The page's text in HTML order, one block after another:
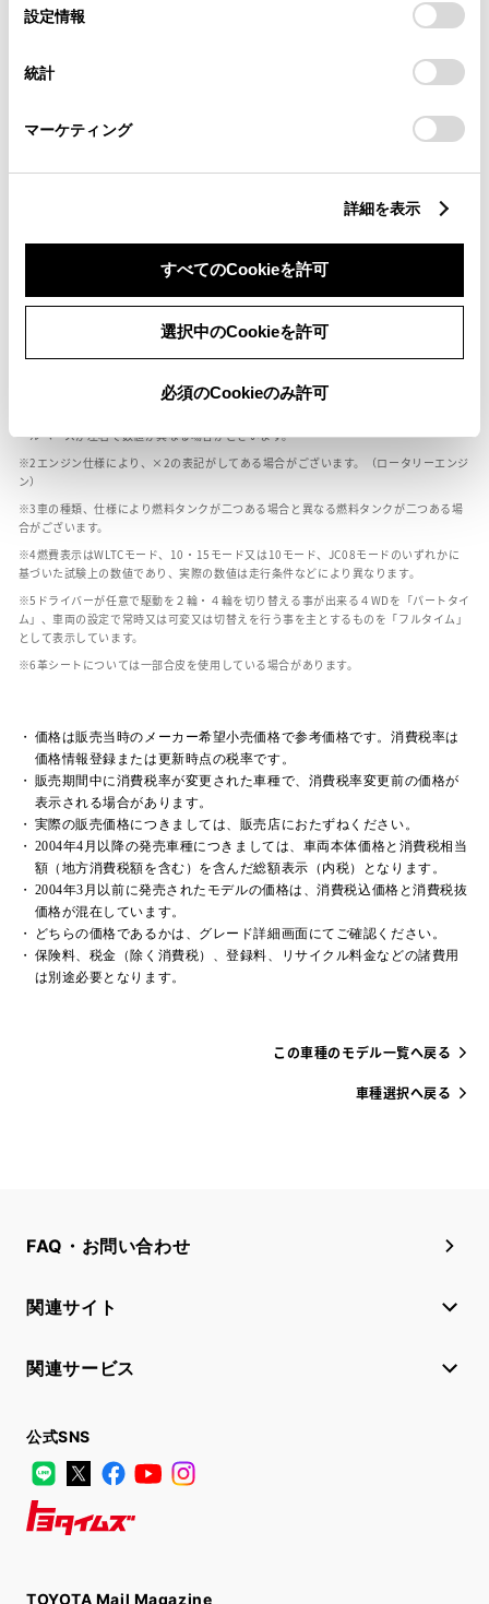
デバイスにすべてのCookie(クッキー)が保存されることに同
意したことになります。Cookie(クッキー)のオプトアウト、
設定の変更、同意を撤回したりするにあたっては、当社の
「Cookie（クッキー）情報の取り扱いについて
」をご覧くだ
設定情報
統計
マーケティング
詳細を表示
すべてのCookieを許可
選択中のCookieを許可
必須のCookieのみ許可
1930kg
装備・オプション
ボディカラー
ールベースが左右で数値が異なる場合がございます。
エンジン仕様により、×2の表記がしてある場合がございます。（ロータリーエンジ
ン）
車の種類、仕様により燃料タンクが二つある場合と異なる燃料タンクが二つある場
合がございます。
燃費表示はWLTCモード、10・15モード又は10モード、JC08モードのいずれかに
基づいた試験上の数値であり、実際の数値は走行条件などにより異なります。
ドライバーが任意で駆動を２輪・４輪を切り替える事が出来る４WDを「パートタイ
ム」、車両の設定で常時又は可変又は切替えを行う事を主とするものを「フルタイム」
として表示しています。
革シートについては一部合皮を使用している場合があります。
価格は販売当時のメーカー希望小売価格で参考価格です。消費税率は
価格情報登録または更新時点の税率です。
販売期間中に消費税率が変更された車種で、消費税率変更前の価格が
表示される場合があります。
実際の販売価格につきましては、販売店におたずねください。
2004年4月以降の発売車種につきましては、車両本体価格と消費税相当
額（地方消費税額を含む）を含んだ総額表示（内税）となります。
2004年3月以前に発売されたモデルの価格は、消費税込価格と消費税抜
価格が混在しています。
どちらの価格であるかは、グレード詳細画面にてご確認ください。
保険料、税金（除く消費税）、登録料、リサイクル料金などの諸費用
は別途必要となります。
この車種のモデル一覧へ戻る
車種選択へ戻る
FAQ・お問い合わせ
関連サイト
関連サービス
公式SNS
LINE
X FacebookYouTube
TOYOTA Mail Magazine